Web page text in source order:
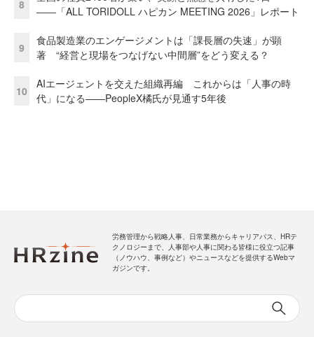
8
――「ALL TORIDOLL ハピカン MEETING 2026」レポート
9
食品製造業のエンゲージメントは「課長層の失速」が顕
著 “経営と現場をつなげない中間層”をどう変える？
10
AIエージェントを交えた組織再編 これからは「人事の時
代」になる——PeopleX橘氏が見通す5年後
労務管理から戦略人事、日常業務からキャリアパス、HRテ
クノロジーまで、人事部や人事に関わる皆様に役立つ記事
（ノウハウ、事例など）やニュースなどを提供するWebマ
ガジンです。